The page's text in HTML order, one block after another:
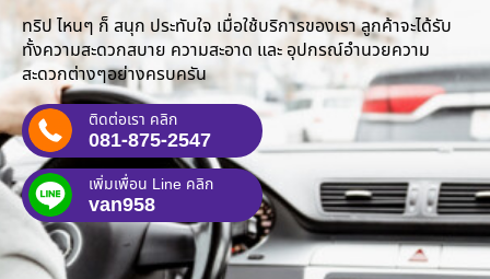
ทริป ไหนๆ ก็ สนุก ประทับใจ เมื่อใช้บริการของเรา ลูกค้าจะได้รับ
ทั้งความสะดวกสบาย ความสะอาด และ อุปกรณ์อำนวยความ
สะดวกต่างๆอย่างครบครัน
ติดต่อเรา คลิก
081-875-2547
เพิ่มเพื่อน Line คลิก
van958